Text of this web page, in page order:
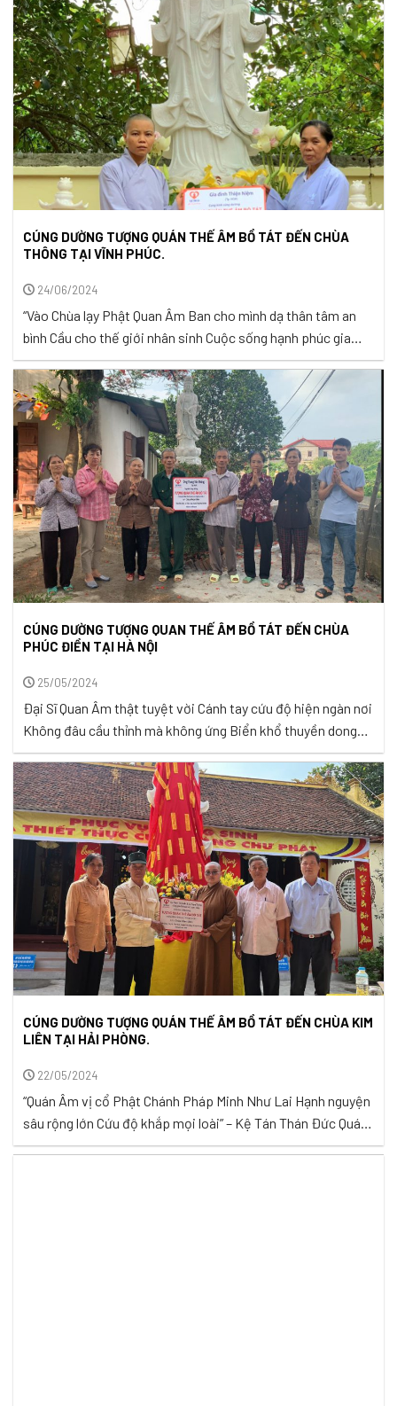
nghe muôn vàn tiếng ...
CÚNG DƯỜNG TƯỢNG QUÁN THẾ ÂM BỒ TÁT ĐẾN CHÙA
THÔNG TẠI VĨNH PHÚC.
24/06/2024
“Vào Chùa lạy Phật Quan Âm Ban cho mình dạ thân tâm an
bình Cầu cho thế giới nhân sinh Cuộc sống hạnh phúc gia
đình ấm êm” Nam Mô Quán Thế Âm Bồ Tát.” Ngài Quan Âm
Bồ Tát với lòng Từ Bi, Bác Ái luôn lắng nghe và mang đến sự
an lành ...
CÚNG DƯỜNG TƯỢNG QUAN THẾ ÂM BỒ TÁT ĐẾN CHÙA
PHÚC ĐIỀN TẠI HÀ NỘI
25/05/2024
Đại Sĩ Quan Âm thật tuyệt vời Cánh tay cứu độ hiện ngàn nơi
Không đâu cầu thỉnh mà không ứng Biển khổ thuyền dong
cứu độ người . – Thiền Sư Thích Nhất Hạnh – Tấm lòng nhân
ái và từ bi của Quan Thế Âm Bồ Tát được lưu danh và truyền
tụng ...
CÚNG DƯỜNG TƯỢNG QUÁN THẾ ÂM BỒ TÁT ĐẾN CHÙA KIM
LIÊN TẠI HẢI PHÒNG.
22/05/2024
“Quán Âm vị cổ Phật Chánh Pháp Minh Như Lai Hạnh nguyện
sâu rộng lớn Cứu độ khắp mọi loài” – Kệ Tán Thán Đức Quán
Thế Âm Bồ Tát – Những câu kệ về Đức Quan Âm với lòng từ